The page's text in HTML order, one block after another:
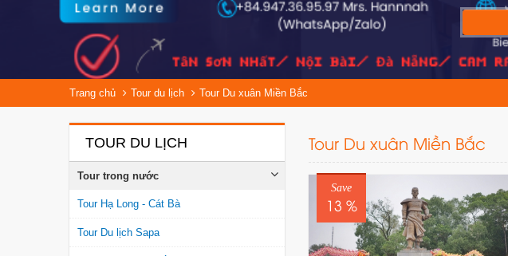
Trang chủ Tour du lịch Tour Du xuân Miền Bắc
TOUR DU LỊCH
Tour trong nước
Tour Hạ Long - Cát Bà
Tour Du lịch Sapa
Tour Du xuân Miền Bắc
Save
13 %